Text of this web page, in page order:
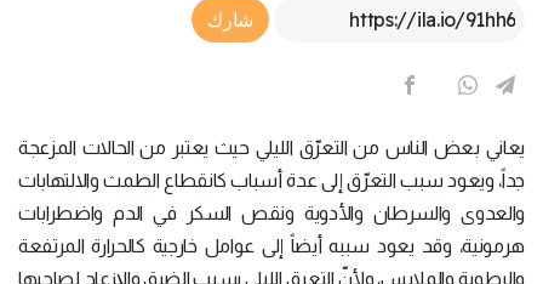
Article Link
شارك
يعاني بعض الناس من التعرّق الليلي حيث يعتبر من الحالات المزعجة
جداً، ويعود سبب التعرّق إلى عدة أسباب كانقطاع الطمث والالتهابات
والعدوى والسرطان والأدوية ونقص السكر في الدم واضطرابات
هرمونية، وقد يعود سببه أيضاً إلى عوامل خارجية كالحرارة المرتفعة
والرطوبة والملابس، ولأنّ التعرق الليلي يسبب الضيق والإزعاج لصاحبها